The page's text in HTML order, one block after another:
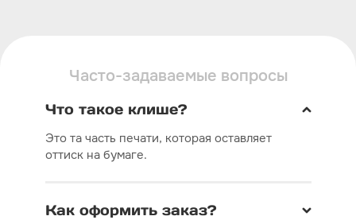
Часто-задаваемые вопросы
Что такое клише?
Это та часть печати, которая оставляет
оттиск на бумаге.
Как оформить заказ?